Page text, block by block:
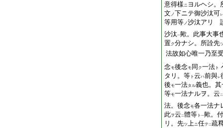
意得樣ニ ヨルヘシ。
文 ノ下ニテ御沙汰可レ
等用等ノ沙汰アリ
沙汰一歟。此事大事
置ク分ナシ。所詮先
法故如心唯一乃至
念モ後念モ 同 ク一法 ト
タリ。等 ト 云ハ前與レ
後モ一法タル義也。其
等モ一法ナルヲ。云 二
法。後念モ各一法ナ
此ヲ云 二體等 ト 一歟。付
リ。先ツ上ニ任テ二疏